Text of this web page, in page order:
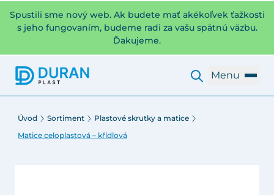
Spustili sme nový web. Ak budete mať akékoľvek ťažkosti
s jeho fungovaním, budeme radi za vašu spätnú väzbu.
Ďakujeme.
Menu
Úvod Sortiment
Plastové skrutky a matice
Matice celoplastová – křídlová